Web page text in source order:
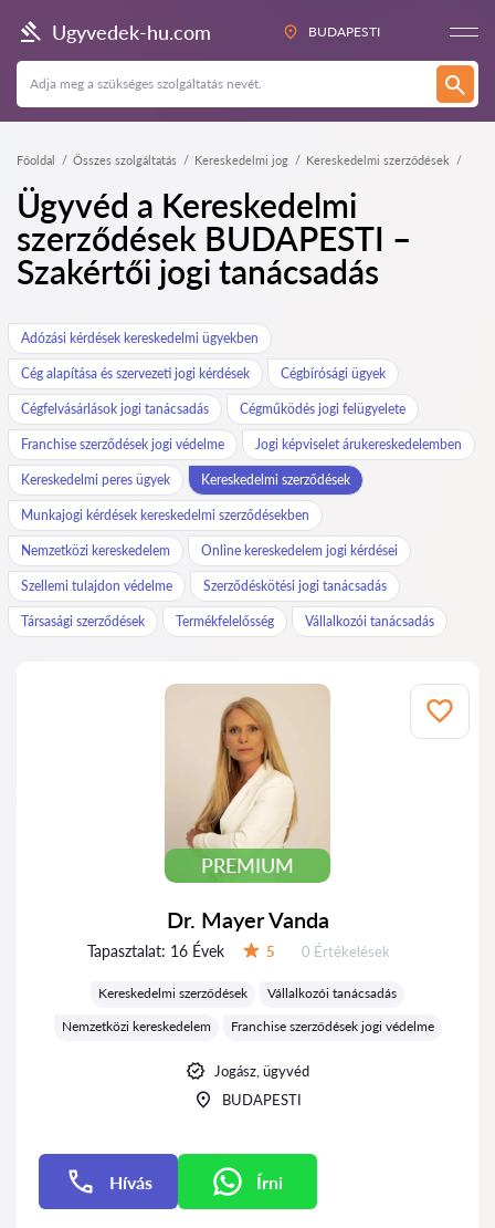
Ugyvedek-hu.com BUDAPESTI
Főoldal Összes szolgáltatás Kereskedelmi jog Kereskedelmi szerződések
Ügyvéd a Kereskedelmi
szerződések BUDAPESTI –
Szakértői jogi tanácsadás
Adózási kérdések kereskedelmi ügyekben
Cég alapítása és szervezeti jogi kérdések Cégbírósági ügyek
Cégfelvásárlások jogi tanácsadás Cégműködés jogi felügyelete
Franchise szerződések jogi védelme Jogi képviselet árukereskedelemben
Kereskedelmi peres ügyek Kereskedelmi szerződések
Munkajogi kérdések kereskedelmi szerződésekben
Nemzetközi kereskedelem Online kereskedelem jogi kérdései
Szellemi tulajdon védelme Szerződéskötési jogi tanácsadás
Társasági szerződések Termékfelelősség Vállalkozói tanácsadás
PREMIUM
Dr. Mayer Vanda
Tapasztalat: 16 Évek 5 Értékelések:
0 Értékelések
Kereskedelmi szerződések
Vállalkozói tanácsadás
Nemzetközi kereskedelem
Franchise szerződések jogi védelme
Jogász, ügyvéd
BUDAPESTI
Hívás Írni